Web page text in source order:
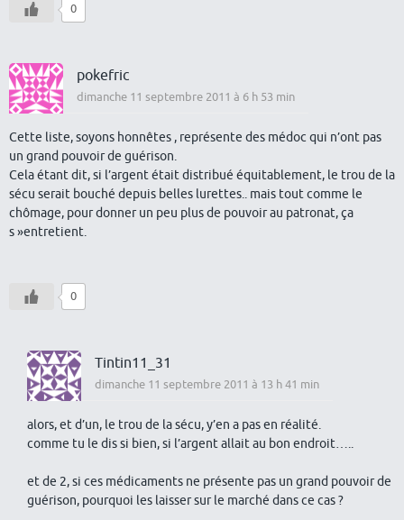
0
pokefric
dimanche 11 septembre 2011 à 6 h 53 min
Cette liste, soyons honnêtes , représente des médoc qui n’ont pas
un grand pouvoir de guérison.
Cela étant dit, si l’argent était distribué équitablement, le trou de la
sécu serait bouché depuis belles lurettes.. mais tout comme le
chômage, pour donner un peu plus de pouvoir au patronat, ça
s »entretient.
0
Tintin11_31
dimanche 11 septembre 2011 à 13 h 41 min
alors, et d’un, le trou de la sécu, y’en a pas en réalité.
comme tu le dis si bien, si l’argent allait au bon endroit…..
et de 2, si ces médicaments ne présente pas un grand pouvoir de
guérison, pourquoi les laisser sur le marché dans ce cas ?